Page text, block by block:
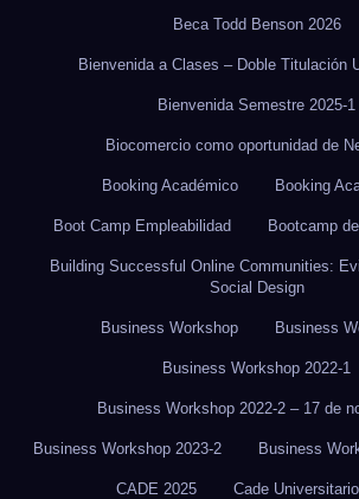
Beca Todd Benson 2026
Bienvenida a Clases – Doble Titulación
Bienvenida Semestre 2025-1
Biocomercio como oportunidad de
Booking Académico Booking
Boot Camp Empleabilidad Bootcamp
Building Successful Online Communities:
Social Design
Business Workshop Business
Business Workshop 2022-1
Business Workshop 2022-2 – 17 de
Business Workshop 2023-2 Business
CADE 2025 Cade